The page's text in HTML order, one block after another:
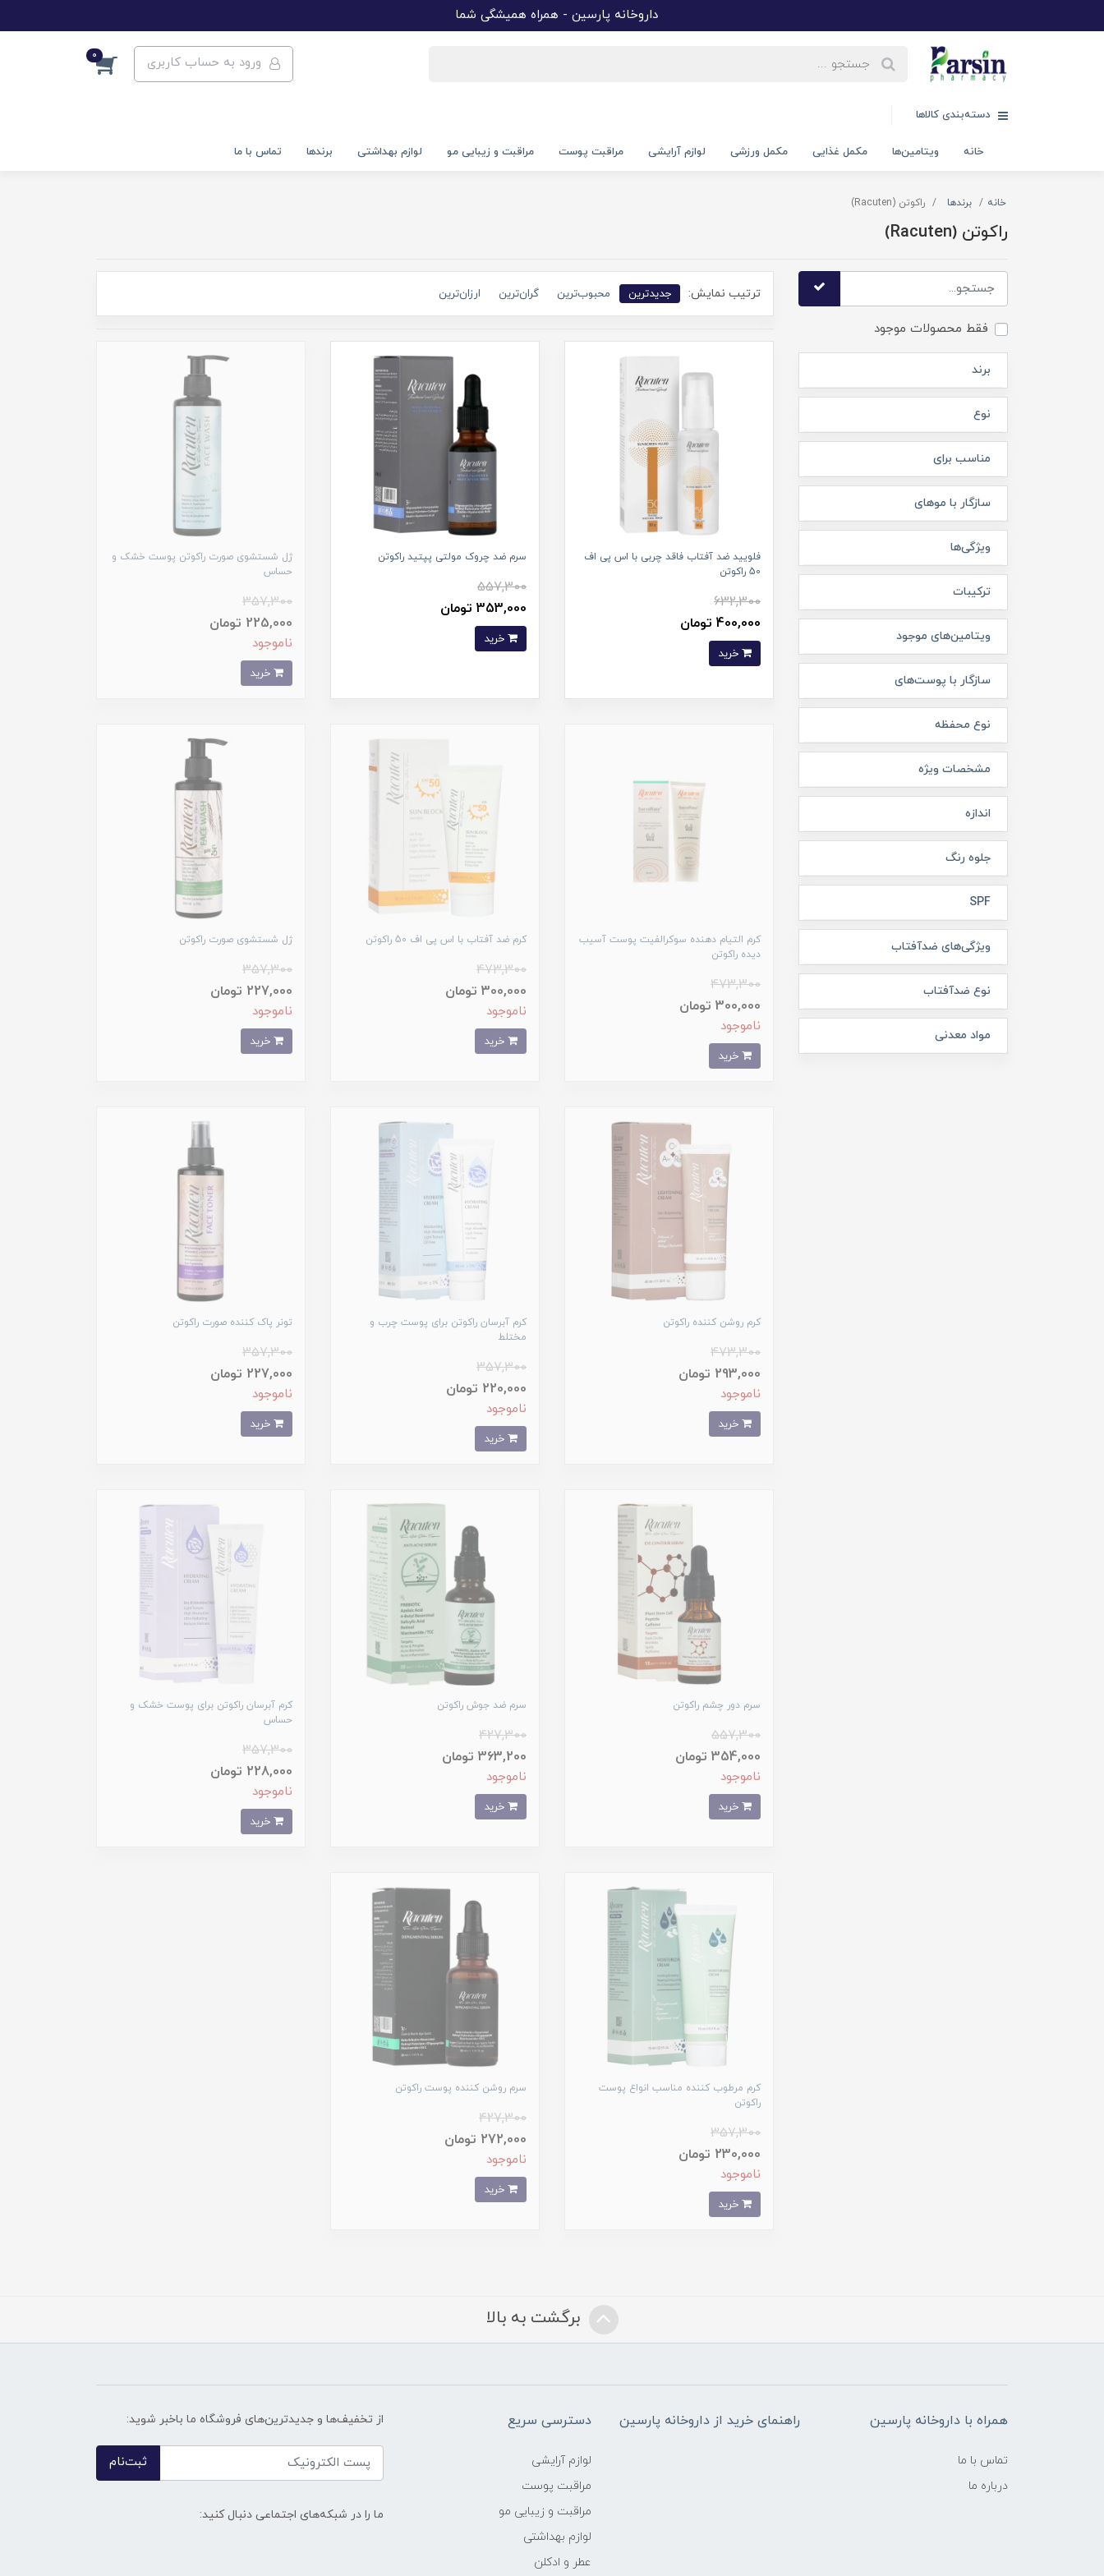
داروخانه پارسین - همراه همیشگی شما
ورود به حساب کاربری 0
دسته‌بندی کالاها
خانه ویتامین‌ها مکمل غذایی مکمل ورزشی لوازم آرایشی مراقبت پوست مراقبت و زیبایی مو لوازم بهداشتی برندها تماس با ما
خانه برندها راکوتن (Racuten)
راکوتن (Racuten)
فقط محصولات موجود
برند
نوع
مناسب برای
سازگار با موهای
ویژگی‌ها
ترکیبات
ویتامین‌های موجود
سازگار با پوست‌های
نوع محفظه
مشخصات ویژه
اندازه
جلوه رنگ
SPF
ویژگی‌های ضدآفتاب
نوع ضدآفتاب
مواد معدنی
ترتیب نمایش: جدیدترین محبوب‌ترین گران‌ترین ارزان‌ترین
فلویید ضد آفتاب فاقد چربی با اس پی اف
50 راکوتن
632,300
400,000 تومان
سرم ضد چروک مولتی پپتید راکوتن
557,300
353,000 تومان
خرید
ژل شستشوی صورت راکوتن پوست خشک و
حساس
357,300
225,000 تومان
ناموجود
خرید
کرم التیام دهنده سوکرالفیت پوست آسیب
دیده راکوتن
473,300
300,000 تومان
ناموجود
کرم ضد آفتاب با اس پی اف 50 راکوتن
473,300
300,000 تومان
ناموجود
خرید
ژل شستشوی صورت راکوتن
357,300
227,000 تومان
ناموجود
خرید
کرم روشن کننده راکوتن
473,300
293,000 تومان
ناموجود
کرم آبرسان راکوتن برای پوست چرب و
مختلط
357,300
220,000 تومان
ناموجود
خرید
تونر پاک کننده صورت راکوتن
357,300
227,000 تومان
ناموجود
خرید
سرم دور چشم راکوتن
557,300
354,000 تومان
ناموجود
سرم ضد جوش راکوتن
427,300
363,200 تومان
ناموجود
خرید
کرم آبرسان راکوتن برای پوست خشک و
حساس
357,300
228,000 تومان
ناموجود
خرید
کرم مرطوب کننده مناسب انواع پوست
راکوتن
357,300
230,000 تومان
ناموجود
سرم روشن کننده پوست راکوتن
427,300
272,000 تومان
ناموجود
خرید
برگشت به بالا
همراه با داروخانه پارسین
تماس با ما
درباره ما
راهنمای خرید از داروخانه پارسین دسترسی سریع
لوازم آرایشی
مراقبت پوست
مراقبت و زیبایی مو
لوازم بهداشتی
عطر و ادکلن
از تخفیف‌ها و جدیدترین‌های فروشگاه ما باخبر شوید:
ثبت‌نام
ما را در شبکه‌های اجتماعی دنبال کنید: